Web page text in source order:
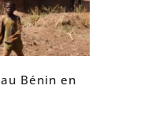
Bénin en